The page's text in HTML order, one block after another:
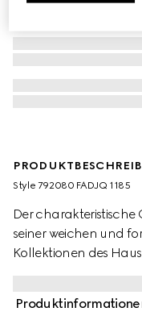
Style ‎792080 FADJQ 1185
Der charakteristische
seiner weichen und
Kollektionen des
vollständig in